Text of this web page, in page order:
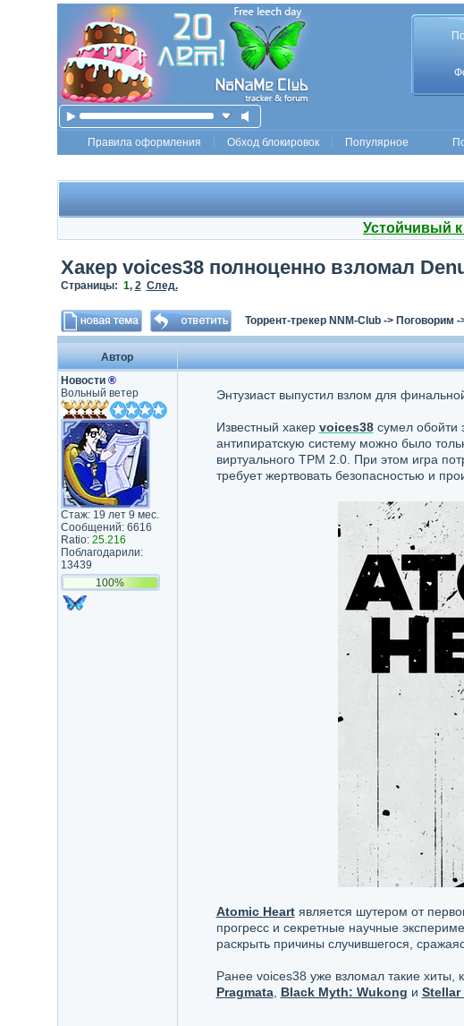
Правила оформления Обход блокировок Популярное
Устойчивый
Хакер voices38 полноценно взломал
Страницы: 1, 2 След.
Торрент-трекер NNM-Club-> Поговорим -
Автор
Новости ®
Вольный ветер
Стаж: 19 лет 9 мес.
Сообщений: 6616
Ratio: 25.216
Поблагодарили:
13439
100%
Энтузиаст выпустил взлом для
Известный хакер voices38сумел обойти
антипиратскую систему можно было
виртуального TPM 2.0. При этом игра
требует жертвовать безопасностью и
Atomic Heartявляется шутером от
прогресс и секретные научные
раскрыть причины случившегося,
Ранее voices38 уже взломал такие хиты,
Pragmata, Black Myth: Wukong и Stellar